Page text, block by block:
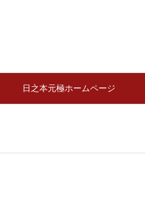
日之本元極ホームページ